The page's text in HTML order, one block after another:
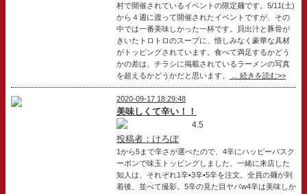
村で開催されているイベントの限定麺です。5/11(土)
から４週に渡って開催されたイベントですが、その
中では一番美味しかった一杯です。貝出汁と豚骨が
きいたトロトロのスープに、惜しみなく豪華な具材
がトッピングされています。食べて満足するかどう
かの差は、チラシに掲載されているラーメンの写真
を超えるかどうかだと思います。
... 続きを読む>>
2020-09-17 18:29:48
美味しくて辛い！！
4.5
投稿者：けろぽ
1から5まで辛さが選べたので、4辛にハッピーパスク
ーポンで味玉トッピングしました。一緒に来店した
知人は、それぞれ1辛•3辛•5辛を注文。全員の麺が到
着後、並べて撮影。5辛の見た目ヤバw4辛は美味しか